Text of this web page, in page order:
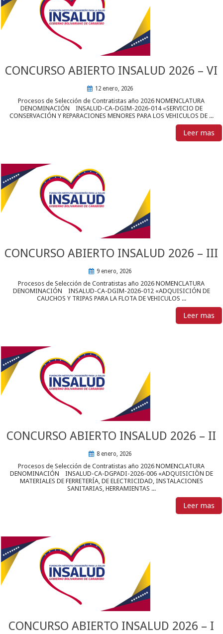
CONCURSO ABIERTO INSALUD 2026 – VI
12 enero, 2026
Procesos de Selección de Contratistas año 2026 NOMENCLATURA
DENOMINACIÓN INSALUD-CA-DGIM-2026-014 «SERVICIO DE
CONSERVACIÓN Y REPARACIONES MENORES PARA LOS VEHICULOS DE ...
Leer mas
CONCURSO ABIERTO INSALUD 2026 – III
9 enero, 2026
Procesos de Selección de Contratistas año 2026 NOMENCLATURA
DENOMINACIÓN INSALUD-CA-DGIM-2026-012 «ADQUISICIÓN DE
CAUCHOS Y TRIPAS PARA LA FLOTA DE VEHICULOS ...
Leer mas
CONCURSO ABIERTO INSALUD 2026 – II
8 enero, 2026
Procesos de Selección de Contratistas año 2026 NOMENCLATURA
DENOMINACIÓN INSALUD-CA-DGPADI-2026-006 «ADQUISICIÒN DE
MATERIALES DE FERRETERÍA, DE ELECTRICIDAD, INSTALACIONES
SANITARIAS, HERRAMIENTAS ...
Leer mas
CONCURSO ABIERTO INSALUD 2026 – I